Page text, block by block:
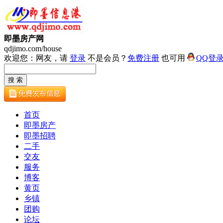
即墨房产网
qdjimo.com/house
欢迎您：网友，请 登录 不是会员？ 免费注册 也可用 QQ登
首页
即墨房产
即墨招聘
二手
交友
服务
博客
黄页
乡镇
团购
论坛